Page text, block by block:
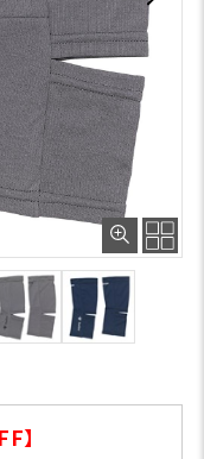
】